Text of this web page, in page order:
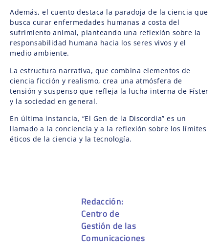
Además, el cuento destaca la paradoja de la ciencia que
busca curar enfermedades humanas a costa del
sufrimiento animal, planteando una reflexión sobre la
responsabilidad humana hacia los seres vivos y el
medio ambiente.
La estructura narrativa, que combina elementos de
ciencia ficción y realismo, crea una atmósfera de
tensión y suspenso que refleja la lucha interna de Físter
y la sociedad en general.
En última instancia, “El Gen de la Discordia” es un
llamado a la conciencia y a la reflexión sobre los límites
éticos de la ciencia y la tecnología.
Redacción:
Centro de
Gestión de las
Comunicaciones